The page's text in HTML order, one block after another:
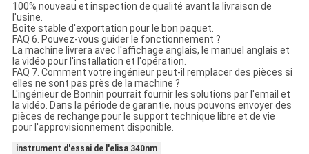
100% nouveau et inspection de qualité avant la livraison de
l'usine.
Boîte stable d'exportation pour le bon paquet.
FAQ 6. Pouvez-vous guider le fonctionnement ?
La machine livrera avec l'affichage anglais, le manuel anglais et
la vidéo pour l'installation et l'opération.
FAQ 7. Comment votre ingénieur peut-il remplacer des pièces si
elles ne sont pas près de la machine ?
L'ingénieur de Bonnin pourrait fournir les solutions par l'email et
la vidéo. Dans la période de garantie, nous pouvons envoyer des
pièces de rechange pour le support technique libre et de vie
pour l'approvisionnement disponible.
instrument d'essai de l'elisa 340nm